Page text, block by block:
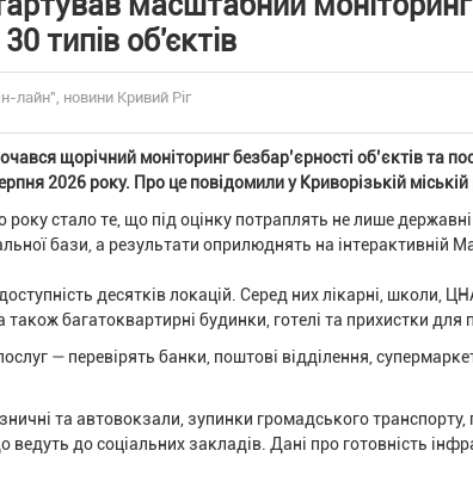
типів об'єктів
лайн", новини Кривий Ріг
щорічний моніторинг безбар’єрності об’єктів та
2026 року. Про це повідомили у Криворізькій міській
стало те, що під оцінку потраплять не лише державні
бази, а результати оприлюднять на інтерактивній
десятків локацій. Серед них лікарні, школи,
багатоквартирні будинки, готелі та прихистки для
— перевірять банки, поштові відділення,
та автовокзали, зупинки громадського транспорту,
ведуть до соціальних закладів. Дані про готовність